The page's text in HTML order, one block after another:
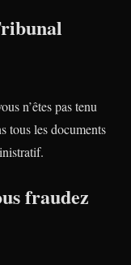
n’êtes pas tenu
tous les documents
fraudez